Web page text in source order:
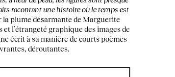
racontant une histoire où le temps est
la plume désarmante de Marguerite
l’étrangeté graphique des images de
écrit à sa manière de courts poèmes
déroutantes.